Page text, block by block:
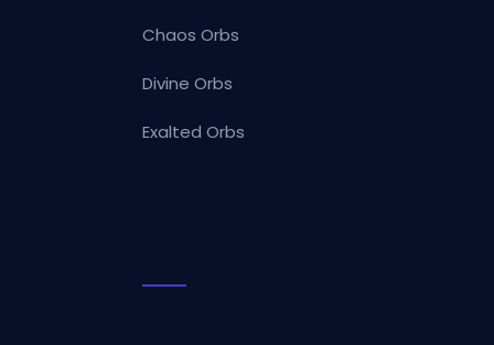
Chaos Orbs
Divine Orbs
Exalted Orbs